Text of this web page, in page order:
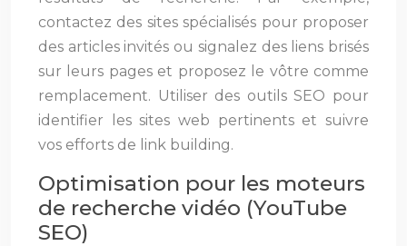
contactez des sites spécialisés pour proposer
des articles invités ou signalez des liens brisés
sur leurs pages et proposez le vôtre comme
remplacement. Utiliser des outils SEO pour
identifier les sites web pertinents et suivre
vos efforts de link building.
Optimisation pour les moteurs
de recherche vidéo (YouTube
SEO)